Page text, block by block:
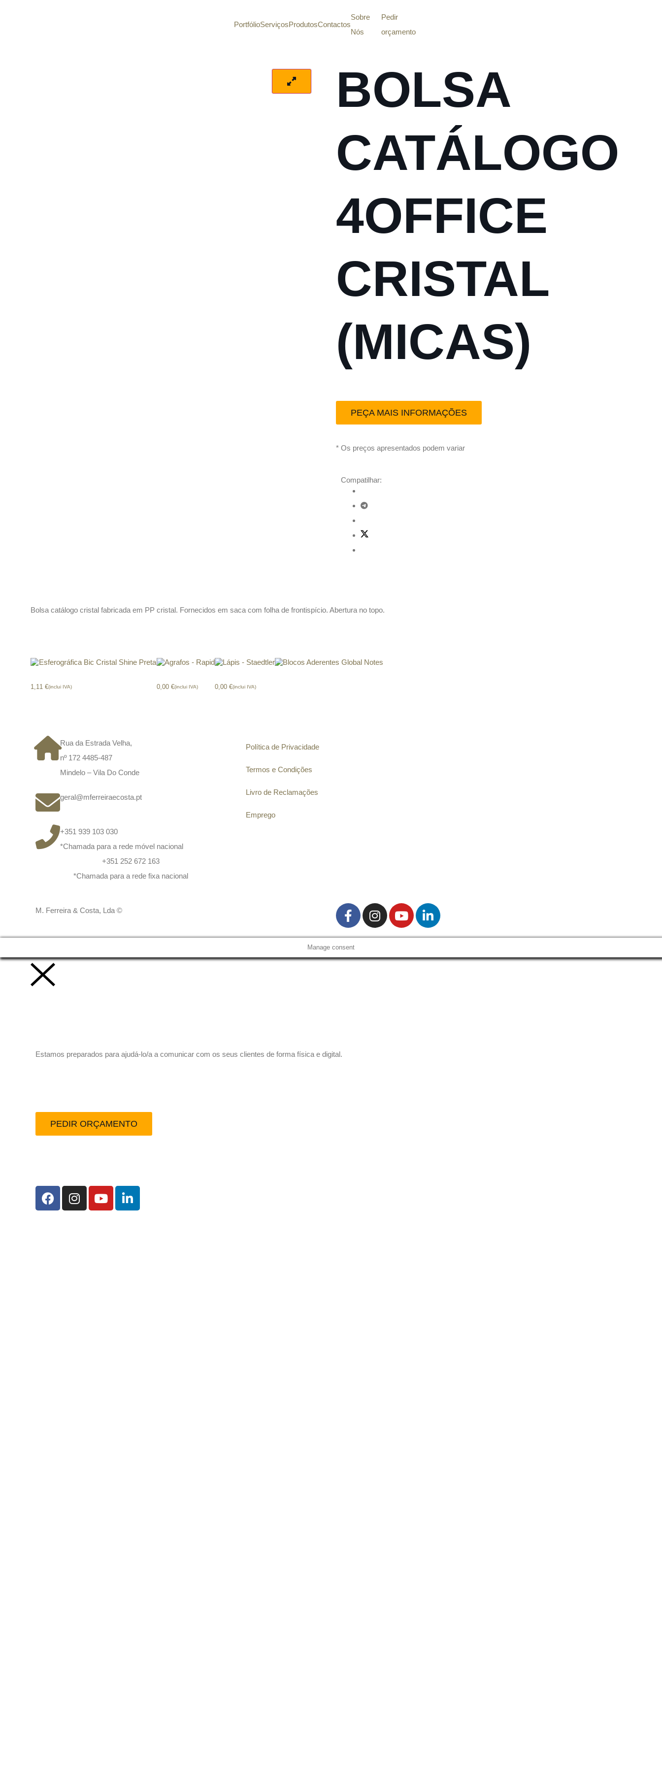
PortfólioServiçosProdutosContactos
Sobre
Nós
Pedir
orçamento
BOLSA
CATÁLOGO
4OFFICE
CRISTAL
(MICAS)
PEÇA MAIS INFORMAÇÕES
* Os preços apresentados podem variar
Compatilhar:
Bolsa catálogo cristal fabricada em PP cristal. Fornecidos em saca com folha de frontispício. Abertura no topo.
1,11 €(inclui IVA) 0,00 €(inclui IVA) 0,00 €(inclui IVA)
Rua da Estrada Velha,
nº 172 4485-487
Mindelo – Vila Do Conde
geral@mferreiraecosta.pt
+351 939 103 030
*Chamada para a rede móvel nacional
+351 252 672 163
*Chamada para a rede fixa nacional
Política de Privacidade
Termos e Condições
Livro de Reclamações
Emprego
M. Ferreira & Costa, Lda ©
Manage consent
Estamos preparados para ajudá-lo/a a comunicar com os seus clientes de forma física e digital.
PEDIR ORÇAMENTO